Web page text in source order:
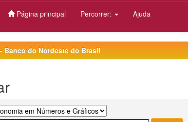
Página principal Percorrer: Ajuda
Banco do Nordeste do Brasil